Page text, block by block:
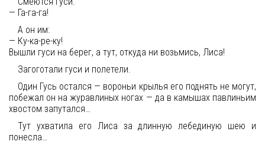
— Га-га-га!
А он им:
— Ку-ка-ре-ку!
Вышли гуси на берег, а тут, откуда ни возьмись, Лиса!
Загоготали гуси и полетели.
Один Гусь остался — вороньи крылья его поднять не могут,
побежал он на журавлиных ногах — да в камышах павлиньим
хвостом запутался…
Тут ухватила его Лиса за длинную лебединую шею и
понесла…